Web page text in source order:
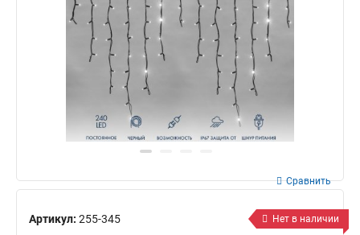
Артикул: 255-345
Сравнить
Нет в наличии